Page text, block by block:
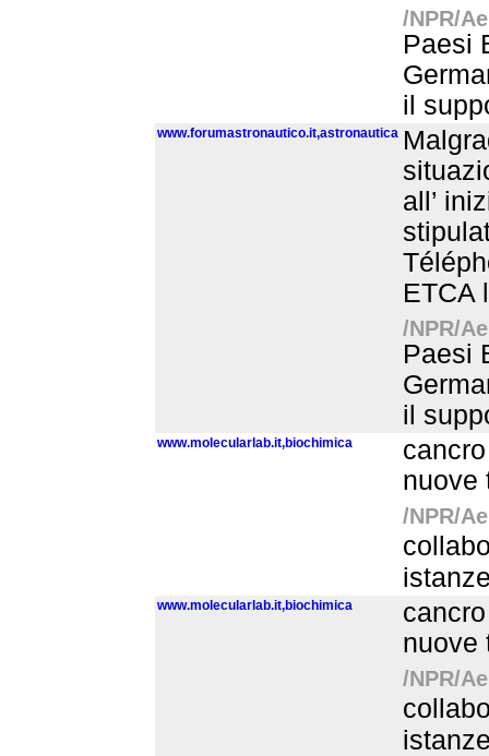
/NPR/
Paesi
il
www.forumastronautico.it,astronautica
all’
ETCA
/NPR/
Paesi
il
www.molecularlab.it,biochimica
nuove
/NPR/
www.molecularlab.it,biochimica
nuove
/NPR/